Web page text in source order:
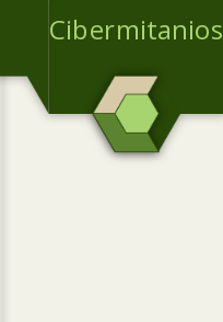
Cibermitanios